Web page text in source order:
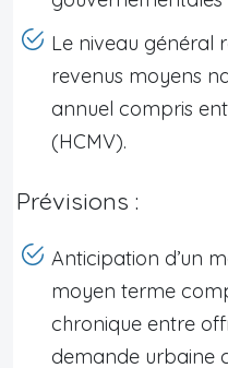
Le niveau général
revenus moyens
annuel compris
(HCMV).
Prévisions :
Anticipation d’un
moyen terme
chronique entre
demande urbaine